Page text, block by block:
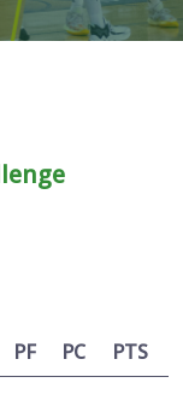
PF PC PTS